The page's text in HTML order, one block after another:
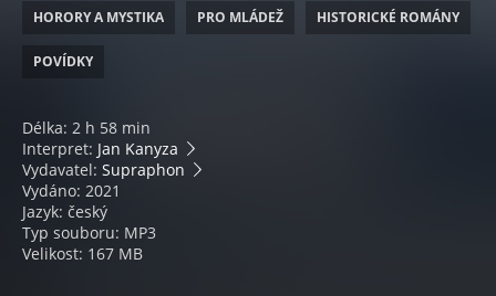
HORORY A MYSTIKA PRO MLÁDEŽ HISTORICKÉ ROMÁNY
POVÍDKY
Délka: 2 h 58 min
Interpret: Jan Kanyza
Vydavatel: Supraphon
Vydáno: 2021
Jazyk: český
Typ souboru: MP3
Velikost: 167 MB